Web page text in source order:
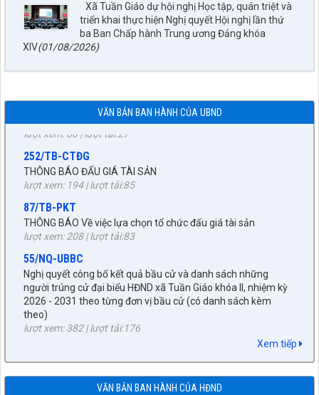
Xã Tuần Giáo dự hội nghị Học tập, quán triệt và
triển khai thực hiện Nghị quyết Hội nghị lần thứ
ba Ban Chấp hành Trung ương Đảng khóa
XIV(01/08/2026)
VĂN BẢN BAN HÀNH CỦA UBND
Nậm Là tỉnh Điện Biên
lượt xem: 47 | lượt tải:34
1872/KH-UBND
lượt xem: 194 | lượt tải:85
87/TB-PKT
THÔNG BÁO Về việc lựa chọn tổ chức đấu giá tài sản
lượt xem: 208 | lượt tải:83
55/NQ-UBBC
Nghị quyết công bố kết quả bầu cử và danh sách những
người trúng cử đại biểu HĐND xã Tuần Giáo khóa II, nhiệm kỳ
2026 - 2031 theo từng đơn vị bầu cử (có danh sách kèm
theo)
lượt xem: 382 | lượt tải:176
672/KH-UBND
KẾ HOẠCH tháng 3 năm 2026 Đấu giá quyền sử dụng đất, để
giao đất có thu tiền sử dụng đất thông qua hình thức đấu giá
lượt xem: 270 | lượt tải:249
Xem tiếp
VĂN BẢN BAN HÀNH CỦA HĐND
27/NQ-HĐND
Về chủ trương sắp xếp đơn vị hành chính cấp xã trên địa bàn
huyện Tuần Giáo, tỉnh Điện Biên (gửi bản kèm Biên Bản kỳ
họp HĐND)
lượt xem: 1526 | lượt tải:961
XXI, nhiệm kỳ 2021-2026